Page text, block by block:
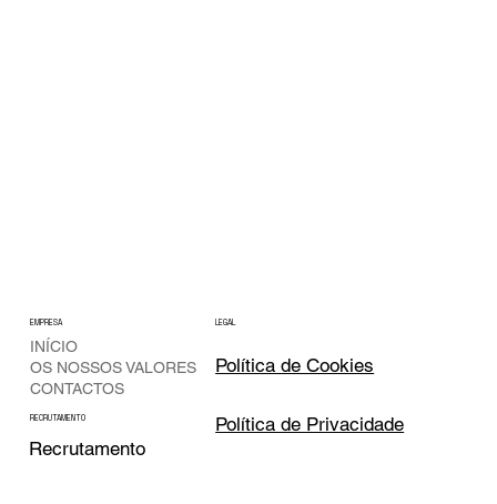
EMPRESA
INÍCIO
OS NOSSOS VALORES
CONTACTOS
RECRUTAMENTO
Recrutamento
LEGAL
Política de Cookies
Política de Privacidade